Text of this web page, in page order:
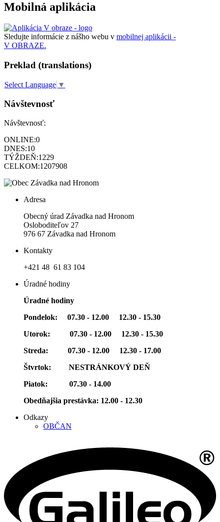
Mobilná aplikácia
Sledujte informácie z nášho webu v mobilnej aplikácii -
V OBRAZE.
Preklad (translations)
Select Language ▼
Návštevnosť
Návštevnosť:
ONLINE:0
DNES:10
TÝŽDEŇ:1229
CELKOM:1207908
Adresa
Obecný úrad Závadka nad Hronom
Osloboditeľov 27
976 67 Závadka nad Hronom
Kontakty
+421 48 61 83 104
Úradné hodiny
Úradné hodiny
Pondelok: 07.30 - 12.00 12.30 - 15.30
Utorok: 07.30 - 12.00 12.30 - 15.30
Streda: 07.30 - 12.00 12.30 - 17.00
Štvrtok: NESTRÁNKOVÝ DEŇ
Piatok: 07.30 - 14.00
Obedňajšia prestávka: 12.00 - 12.30
Odkazy
OBČAN